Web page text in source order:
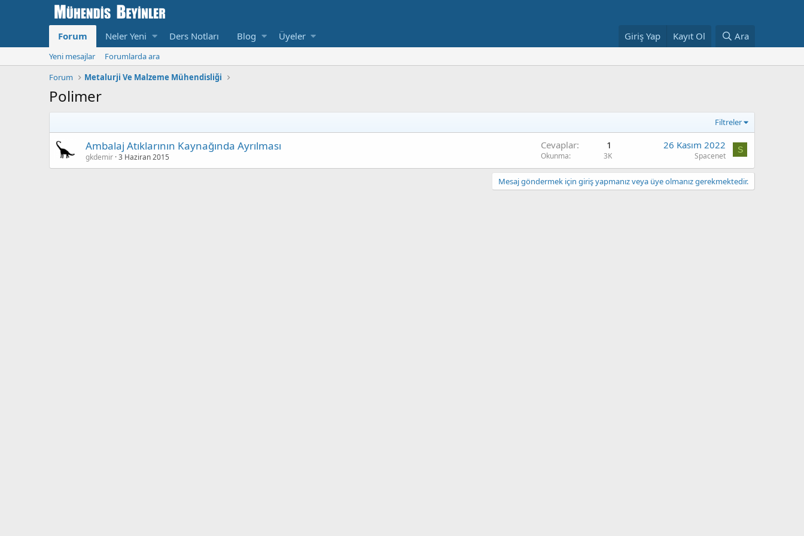
Forum Neler Yeni Ders Notları Blog Üyeler Giriş Yap Kayıt Ol Ara
Yeni mesajlar
Forumlarda ara
Forum
Metalurji Ve Malzeme Mühendisliği
Polimer
Filtreler
Ambalaj Atıklarının Kaynağında Ayrılması
gkdemir 3 Haziran 2015
Cevaplar 1
Okunma 3K
26 Kasım 2022
Spacenet
S
Mesaj göndermek için giriş yapmanız veya üye olmanız gerekmektedir.